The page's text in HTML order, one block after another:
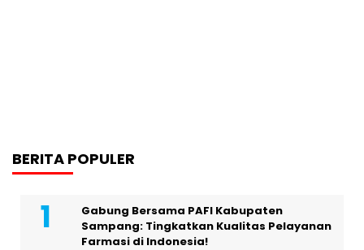
BERITA POPULER
Gabung Bersama PAFI Kabupaten
Sampang: Tingkatkan Kualitas Pelayanan
Farmasi di Indonesia!